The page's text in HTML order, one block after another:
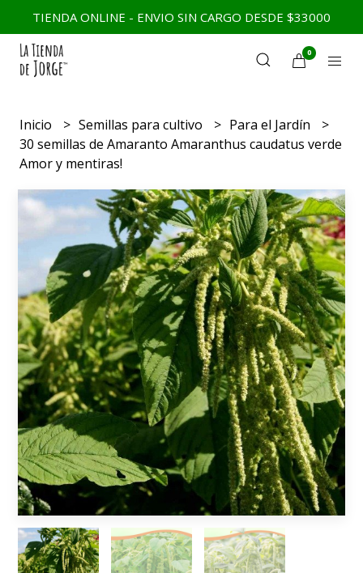
TIENDA ONLINE - ENVIO SIN CARGO DESDE $33000
0
Inicio Semillas para cultivo
Para el Jardín
30 semillas de Amaranto Amaranthus caudatus verde
Amor y mentiras!